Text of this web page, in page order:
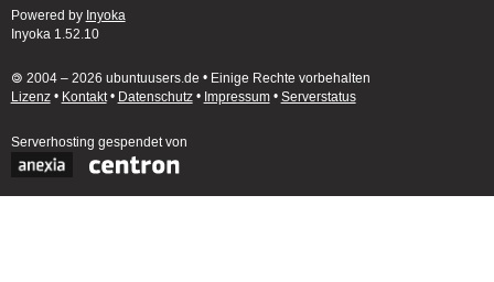
Powered by Inyoka
Inyoka 1.52.10
🄯 2004 – 2026 ubuntuusers.de • Einige Rechte vorbehalten
Lizenz• Kontakt• Datenschutz• Impressum• Serverstatus
Serverhosting gespendet von